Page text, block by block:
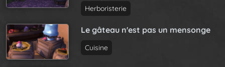
Herboristerie
Le gâteau n'est pas un mensonge
Cuisine